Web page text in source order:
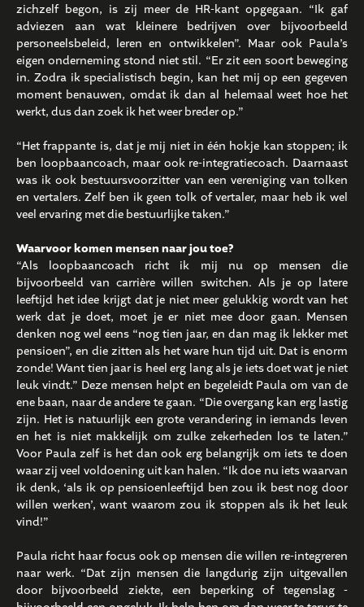
zichzelf begon, is zij meer de HR-kant opgegaan. “Ik gaf
adviezen aan wat kleinere bedrijven over bijvoorbeeld
personeelsbeleid, leren en ontwikkelen”. Maar ook Paula’s
eigen onderneming stond niet stil. “Er zit een soort beweging
in. Zodra ik specialistisch begin, kan het mij op een gegeven
moment benauwen, omdat ik dan al helemaal weet hoe het
werkt, dus dan zoek ik het weer breder op.”
“Het frappante is, dat je mij niet in één hokje kan stoppen; ik
ben loopbaancoach, maar ook re-integratiecoach. Daarnaast
was ik ook bestuursvoorzitter van een vereniging van tolken
en vertalers. Zelf ben ik geen tolk of vertaler, maar heb ik wel
veel ervaring met die bestuurlijke taken.”
Waarvoor komen mensen naar jou toe?
“Als loopbaancoach richt ik mij nu op mensen die
bijvoorbeeld van carrière willen switchen. Als je op latere
leeftijd het idee krijgt dat je niet meer gelukkig wordt van het
werk dat je doet, moet je er niet mee door gaan. Mensen
denken nog wel eens “nog tien jaar, en dan mag ik lekker met
pensioen”, en die zitten als het ware hun tijd uit. Dat is enorm
zonde! Want tien jaar is heel erg lang als je iets doet wat je niet
leuk vindt.” Deze mensen helpt en begeleidt Paula om van de
ene baan, naar de andere te gaan. “Die overgang kan erg lastig
zijn. Het is natuurlijk een grote verandering in iemands leven
en het is niet makkelijk om zulke zekerheden los te laten.”
Voor Paula zelf is het dan ook erg belangrijk om iets te doen
waar zij veel voldoening uit kan halen. “Ik doe nu iets waarvan
ik denk, ‘als ik op pensioenleeftijd ben zou ik best nog door
willen werken’, want waarom zou ik stoppen als ik het leuk
vind!”
Paula richt haar focus ook op mensen die willen re-integreren
naar werk. “Dat zijn mensen die langdurig zijn uitgevallen
door bijvoorbeeld ziekte, een beperking of tegenslag -